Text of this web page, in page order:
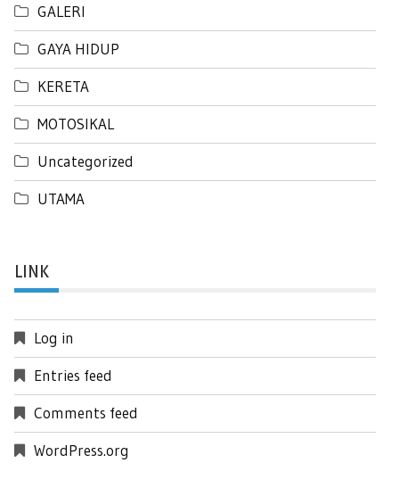
GALERI
GAYA HIDUP
KERETA
MOTOSIKAL
Uncategorized
UTAMA
LINK
Log in
Entries feed
Comments feed
WordPress.org